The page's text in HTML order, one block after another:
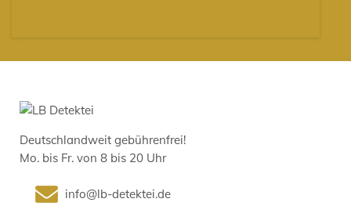
Deutschlandweit gebührenfrei!
Mo. bis Fr. von 8 bis 20 Uhr
info@lb-detektei.de